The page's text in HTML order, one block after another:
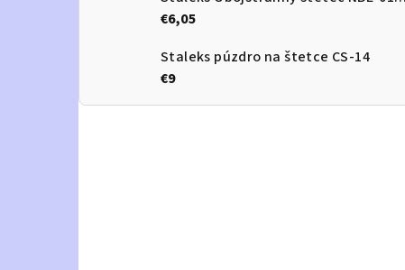
€6,05
Staleks púzdro na štetce CS-14
€9